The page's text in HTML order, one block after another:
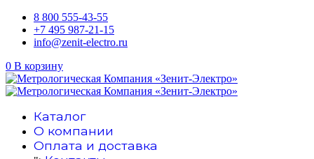
8 800 555-43-55
+7 495 987-21-15
info@zenit-electro.ru
0 В корзину
Каталог
О компании
Оплата и доставка